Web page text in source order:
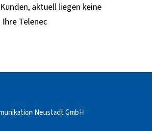
aktuell liegen keine
Telenec
Neustadt GmbH